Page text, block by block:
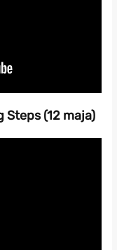
Steps (12 maja)